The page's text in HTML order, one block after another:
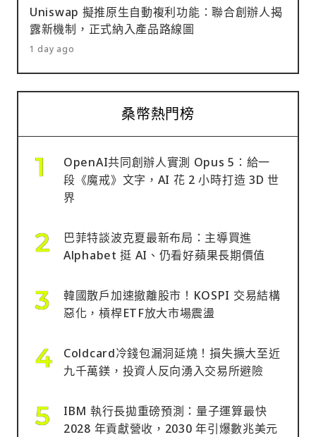
Uniswap 擬推原生自動複利功能：聯合創辦人揭
露新機制，正式納入產品路線圖
1 day ago
桑幣熱門榜
OpenAI共同創辦人實測 Opus 5：給一
段《魔戒》文字，AI 花 2 小時打造 3D 世
界
巴菲特談波克夏最新布局：主導買進
Alphabet 挺 AI、仍看好蘋果長期價值
韓國散戶加速撤離股市！KOSPI 交易結構
惡化，槓桿ETF放大市場震盪
Coldcard冷錢包漏洞延燒！損失擴大至近
九千萬鎂，投資人反向湧入交易所避險
IBM 執行長拋重磅預測：量子運算最快
2028 年貢獻營收，2030 年引爆數兆美元